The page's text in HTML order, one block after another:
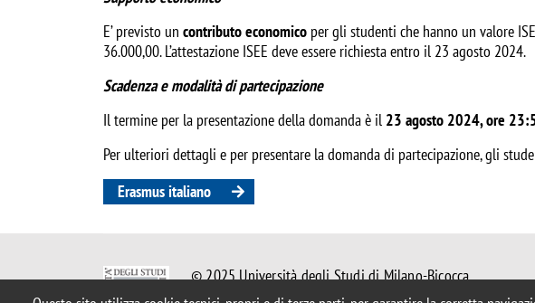
E’ previsto un contributo economico per gli studenti che hanno un valore
36.000,00. L’attestazione ISEE deve essere richiesta entro il 23 agosto 2024.
Scadenza e modalità di partecipazione
Il termine per la presentazione della domanda è il 23 agosto 2024, ore
Per ulteriori dettagli e per presentare la domanda di partecipazione, gli
Erasmus italiano
© 2025 Università degli Studi di Milano-Bicocca
Piazza dell'Ateneo Nuovo, 1 - 20126, Milano